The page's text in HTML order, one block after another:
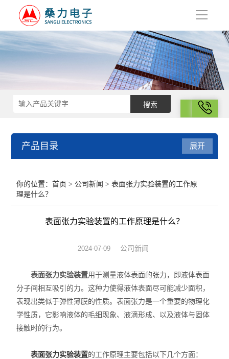
导
拨号
产品目录
电化学
表面性质与胶体化学部分
仪器仪表
光化学
展开
你的位置：首页 > 公司新闻 > 表面张力实验装置的工作原
理是什么？
表面张力实验装置的工作原理是什么？
2024-07-09 公司新闻
表面张力实验装置用于测量液体表面的张力，即液体表面
分子间相互吸引的力。这种力使得液体表面尽可能减少面积，
表现出类似于弹性薄膜的性质。表面张力是一个重要的物理化
学性质，它影响液体的毛细现象、液滴形成、以及液体与固体
接触时的行为。
表面张力实验装置的工作原理主要包括以下几个方面：